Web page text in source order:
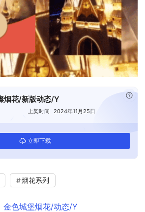
烟花/新版动态/Y
上架时间 2024年11月25日
立即下载
已
烟花系列
金色城堡烟花/动态/Y